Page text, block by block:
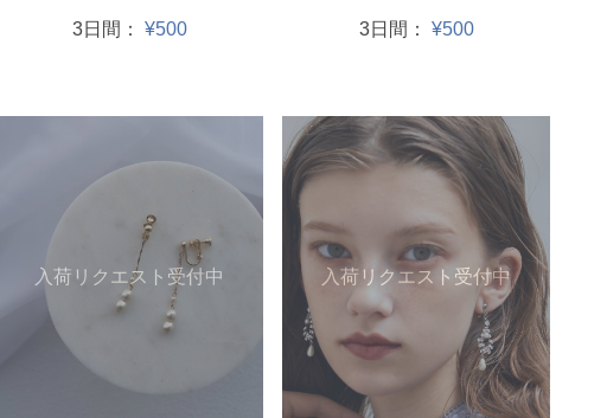
3日間： ¥500 3日間： ¥500
入荷リクエスト受付中 入荷リクエスト受付中